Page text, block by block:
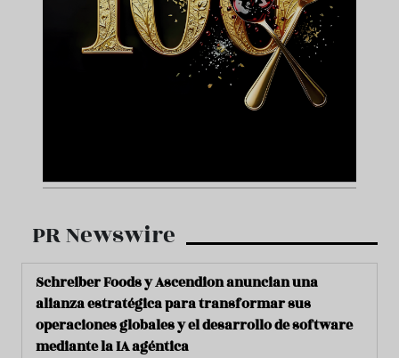
PR Newswire
Schreiber Foods y Ascendion anuncian una
alianza estratégica para transformar sus
operaciones globales y el desarrollo de software
mediante la IA agéntica